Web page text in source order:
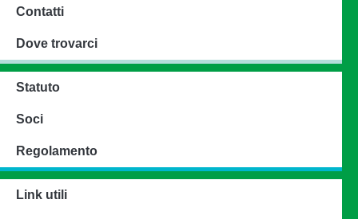
Contatti
Dove trovarci
Statuto
Soci
Regolamento
Link utili